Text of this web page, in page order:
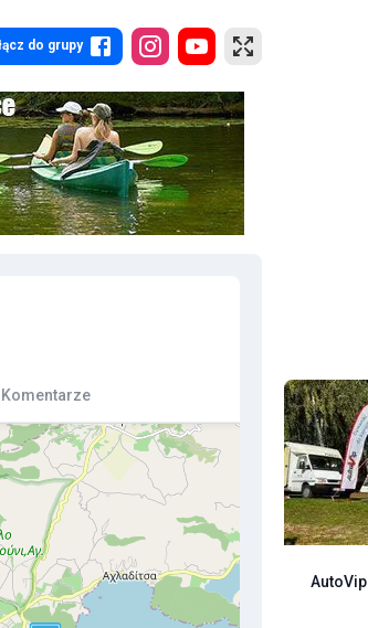
do grupy
Komentarze
AutoVip